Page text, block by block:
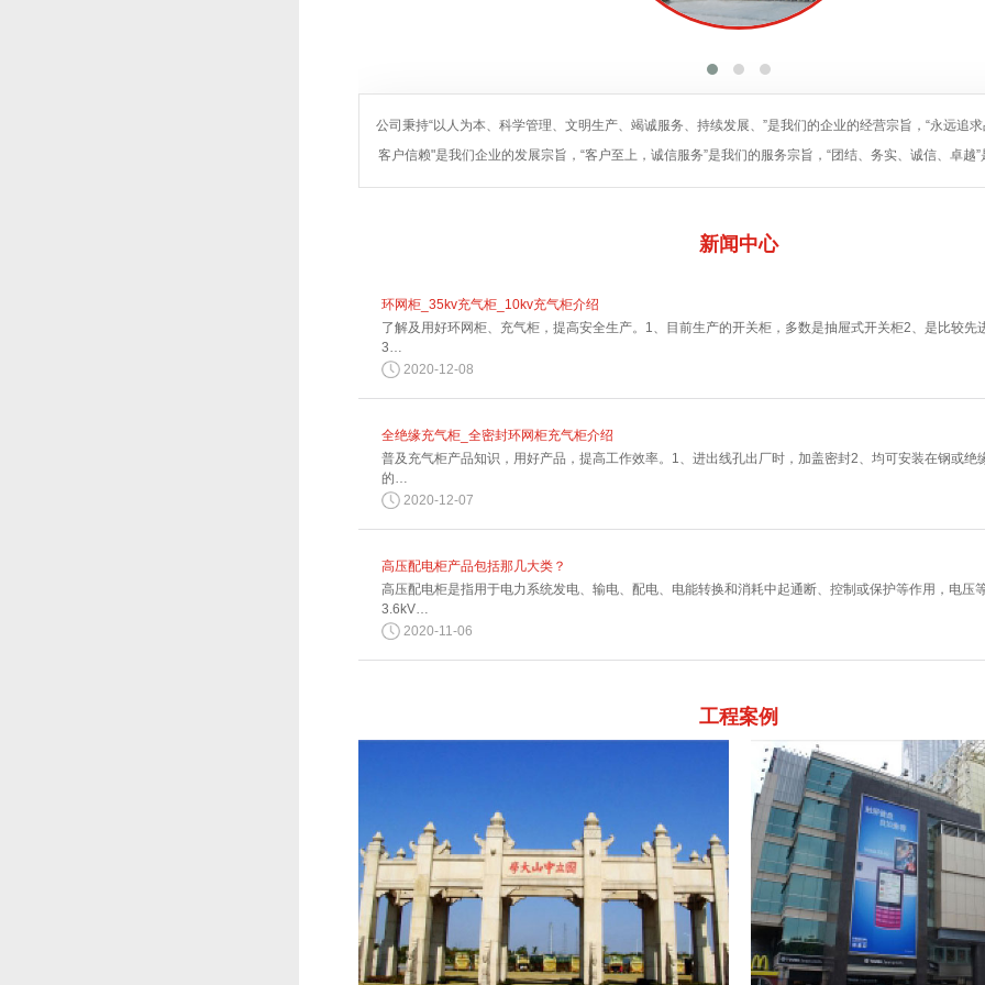
公司秉持“以人为本、科学管理、文明生产、竭诚服务、持续发展、”是我们的企业的经营宗旨，“永远追
客户信赖"是我们企业的发展宗旨，“客户至上，诚信服务”是我们的服务宗旨，“团结、务实、诚信、卓越
新闻 中心
环网柜_35kv充气柜_10kv充气柜介绍
了解及用好环网柜、充气柜，提高安全生产。1、目前生产的开关柜，多数是抽屉式开关柜2、是比较先
3…
2020-12-08
全绝缘充气柜_全密封环网柜充气柜介绍
普及充气柜产品知识，用好产品，提高工作效率。1、进出线孔出厂时，加盖密封2、均可安装在钢或绝
的…
2020-12-07
高压配电柜产品包括那几大类？
高压配电柜是指用于电力系统发电、输电、配电、电能转换和消耗中起通断、控制或保护等作用，电压
3.6kV…
2020-11-06
工程案例